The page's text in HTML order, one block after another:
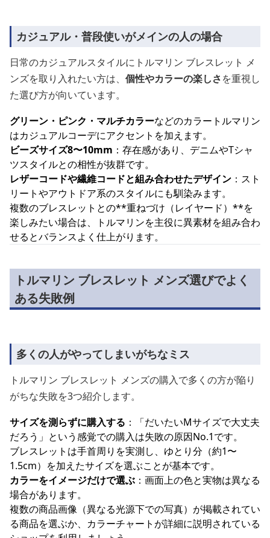
カジュアル・普段使いがメインの人の場合
日常のカジュアルスタイルにトルマリン ブレスレット メ
ンズを取り入れたい方は、 個性やカラーの楽しさを重視し
た選び方が向いています。
グリーン・ピンク・マルチカラーなどのカラートルマリン
はカジュアルコーデにアクセントを加えます。
ビーズサイズ8〜10mm ：存在感があり、デニムやTシャ
ツスタイルとの相性が抜群です。
レザーコードや繊維コードと組み合わせたデザイン ：スト
リートやアウトドア系のスタイルにも馴染みます。
複数のブレスレットとの**重ねづけ（レイヤード）**を
楽しみたい場合は、トルマリンを主役に異素材を組み合わ
せるとバランスよく仕上がります。
トルマリン ブレスレット メンズ選びでよく
ある失敗例
多くの人がやってしまいがちなミス
トルマリン ブレスレット メンズの購入で多くの方が陥り
がちな失敗を3つ紹介します。
サイズを測らずに購入する ：「だいたいMサイズで大丈夫
だろう」という感覚での購入は失敗の原因No.1です。
ブレスレットは手首周りを実測し、ゆとり分（約1〜
1.5cm）を加えたサイズを選ぶことが基本です。
カラーをイメージだけで選ぶ ：画面上の色と実物は異なる
場合があります。
複数の商品画像（異なる光源下での写真）が掲載されてい
る商品を選ぶか、カラーチャートが詳細に説明されている